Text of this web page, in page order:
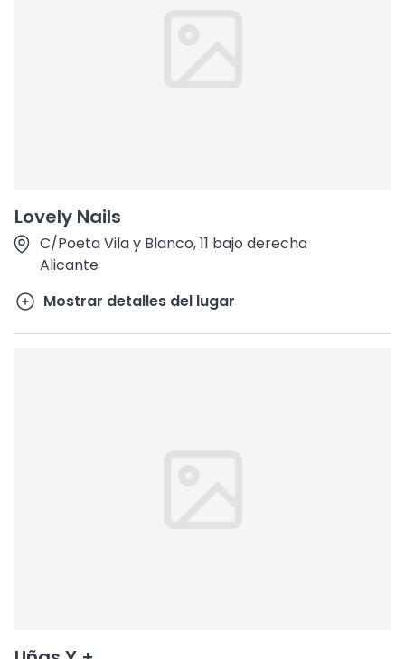
Lovely Nails
C/Poeta Vila y Blanco, 11 bajo derecha
Alicante
Mostrar detalles del lugar